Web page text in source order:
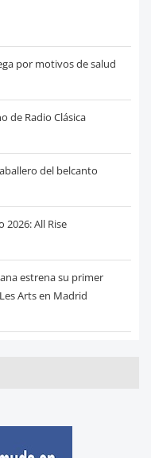
por motivos de salud
de Radio Clásica
del belcanto
All Rise
estrena su primer
Arts en Madrid